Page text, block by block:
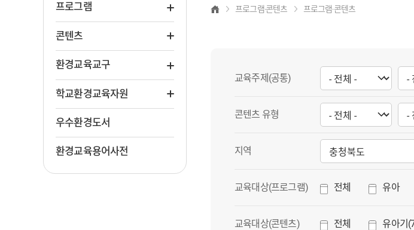
프로그램
콘텐츠
환경교육교구
학교환경교육자원
우수환경도서
환경교육용어사전
프로그램·콘텐츠 프로그램·콘텐츠
교육주제(공통)
콘텐츠 유형
지역
교육대상(프로그램) 전체 유아
교육대상(콘텐츠) 전체 유아기